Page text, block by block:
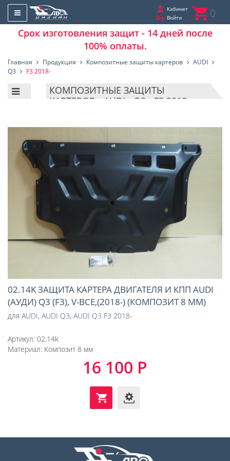
Кабинет
Войти
0
Срок изготовления защит - 14 дней после
100% оплаты.
Главная Продукция Композитные защиты картеров
AUDI
Q3
F3 2018-
КОМПОЗИТНЫЕ ЗАЩИТЫ
КАРТЕРОВ - AUDI - Q3 - F3 2018-
02.14K ЗАЩИТА КАРТЕРА ДВИГАТЕЛЯ И КПП AUDI
(АУДИ) Q3 (F3), V-ВСЕ,(2018-) (КОМПОЗИТ 8 ММ)
для AUDI, AUDI Q3, AUDI Q3 F3 2018-
Артикул: 02.14k
Материал: Композит 8 мм
16 100 Р